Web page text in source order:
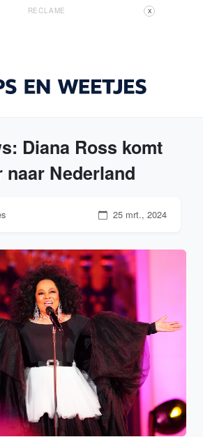
RECLAME X
Diana Ross komt
naar Nederland
25 mrt., 2024